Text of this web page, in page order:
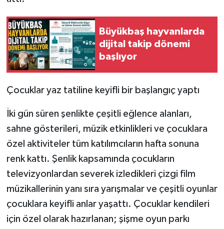
Büyükbaş hayvanlarda
dijital takip dönemi
başlıyor
Çocuklar yaz tatiline keyifli bir başlangıç yaptı
İki gün süren şenlikte çeşitli eğlence alanları,
sahne gösterileri, müzik etkinlikleri ve çocuklara
özel aktiviteler tüm katılımcıların hafta sonuna
renk kattı. Şenlik kapsamında çocukların
televizyonlardan severek izledikleri çizgi film
müzikallerinin yanı sıra yarışmalar ve çeşitli oyunlar
çocuklara keyifli anlar yaşattı. Çocuklar kendileri
için özel olarak hazırlanan; şişme oyun parkı